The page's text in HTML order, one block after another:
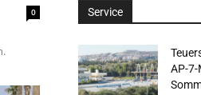
0 Service
AP-